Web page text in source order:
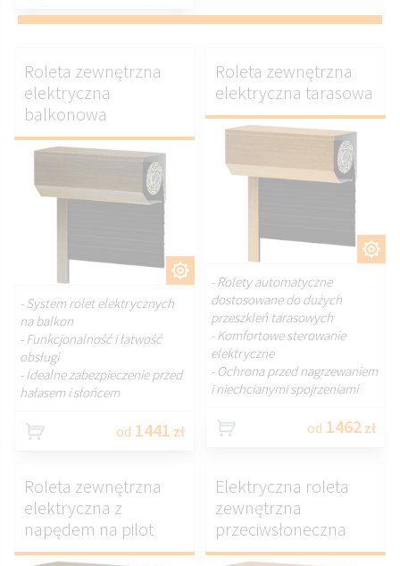
DOSTOSUJ.
Roleta zewnętrzna
elektryczna
balkonowa
- System rolet elektrycznych
na balkon
- Funkcjonalność i łatwość
obsługi
- Idealne zabezpieczenie przed
hałasem i słońcem
od 1441 zł
DOSTOSUJ.
Roleta zewnętrzna
elektryczna tarasowa
- Rolety automatyczne
dostosowane do dużych
przeszkleń tarasowych
- Komfortowe sterowanie
elektryczne
- Ochrona przed nagrzewaniem
i niechcianymi spojrzeniami
od 1462 zł
Roleta zewnętrzna
elektryczna z
napędem na pilot
Elektryczna roleta
zewnętrzna
przeciwsłoneczna